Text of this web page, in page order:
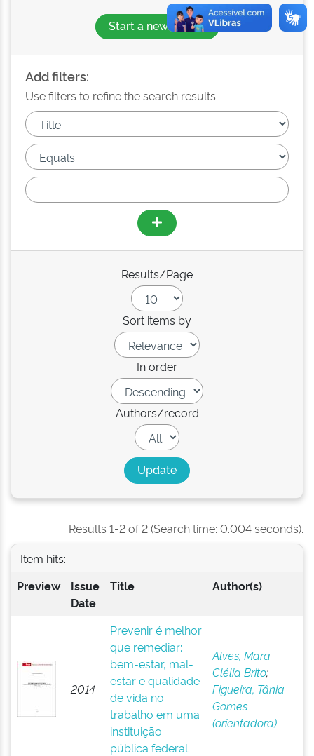
Start a new search
Add filters:
Use filters to refine the search results.
Results/Page
Sort items by
In order
Authors/record
Results 1-2 of 2 (Search time: 0.004 seconds).
Item hits:
Preview
Issue
Date
Title Author(s)
2014
Prevenir é melhor
que remediar:
bem-estar, mal-
estar e qualidade
de vida no
trabalho em uma
instituição
pública federal
Alves, Mara
Clélia Brito;
Figueira, Tânia
Gomes
(orientadora)